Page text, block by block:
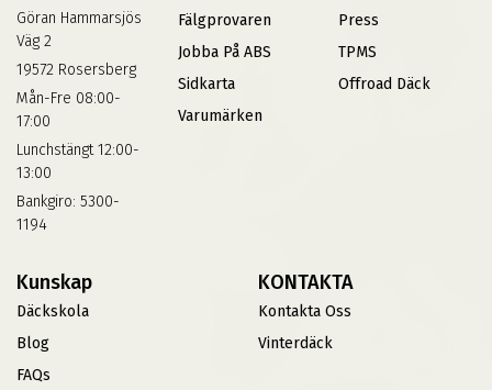
Göran Hammarsjös
Väg 2
19572 Rosersberg
Mån-Fre 08:00-
17:00
Lunchstängt 12:00-
13:00
Bankgiro: 5300-
1194
Fälgprovaren
Jobba På ABS
Sidkarta
Varumärken
Press
TPMS
Offroad Däck
Kunskap
Däckskola
Blog
FAQs
KONTAKTA
Kontakta Oss
Vinterdäck